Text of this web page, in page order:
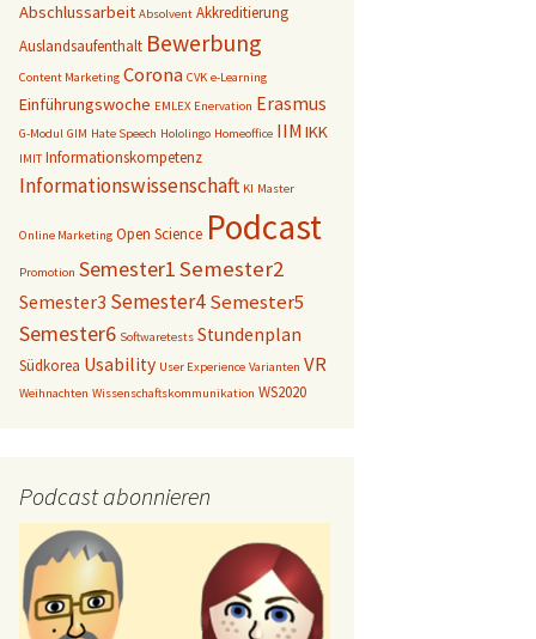
Abschlussarbeit Absolvent Akkreditierung
Auslandsaufenthalt Bewerbung
Content Marketing Corona CVK e-Learning
Einführungswoche EMLEX Enervation Erasmus
G-Modul GIM Hate Speech Hololingo Homeoffice IIM IKK
IMIT Informationskompetenz
Informationswissenschaft KI Master
Online Marketing Open Science Podcast
Promotion Semester1Semester2
Semester3 Semester4Semester5
Semester6 Softwaretests Stundenplan
Südkorea Usability User Experience Varianten VR
Weihnachten Wissenschaftskommunikation WS2020
Podcast abonnieren